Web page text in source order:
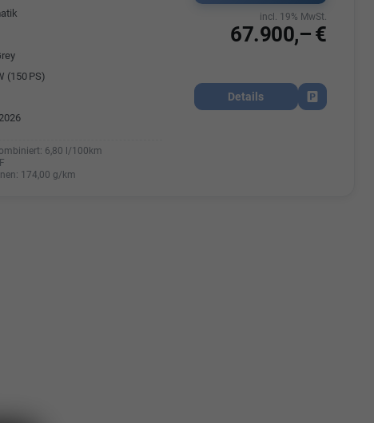
(150 PS)
6,80 l/100km
F
174,00 g/km
67.900,– €
incl. 19% MwSt.
Details
Fahrzeug